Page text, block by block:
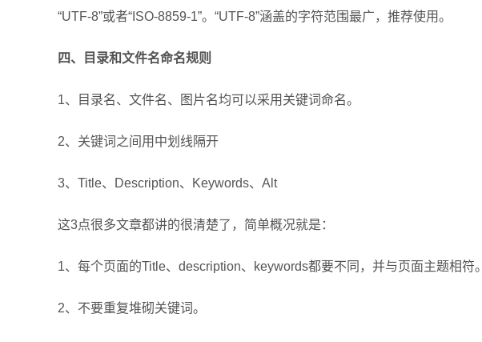
“UTF-8”或者“ISO-8859-1”。“UTF-8”涵盖的字符范围最广，推荐使用。
四、目录和文件名命名规则
1、目录名、文件名、图片名均可以采用关键词命名。
2、关键词之间用中划线隔开
3、Title、Description、Keywords、Alt
这3点很多文章都讲的很清楚了，简单概况就是：
1、每个页面的Title、description、keywords都要不同，并与页面主题相符。
2、不要重复堆砌关键词。